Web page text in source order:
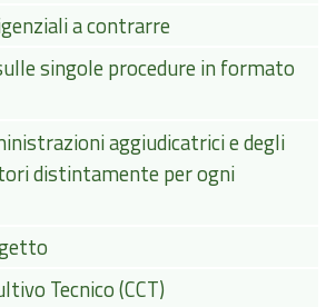
a contrarre
singole procedure in formato
aggiudicatrici e degli
distintamente per ogni
Tecnico (CCT)